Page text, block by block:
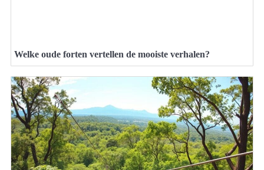
Welke oude forten vertellen de mooiste verhalen?